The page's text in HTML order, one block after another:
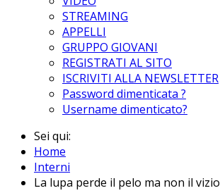
STREAMING
APPELLI
GRUPPO GIOVANI
REGISTRATI AL SITO
ISCRIVITI ALLA NEWSLETTER
Password dimenticata ?
Username dimenticato?
Sei qui:
Home
Interni
La lupa perde il pelo ma non il vizio